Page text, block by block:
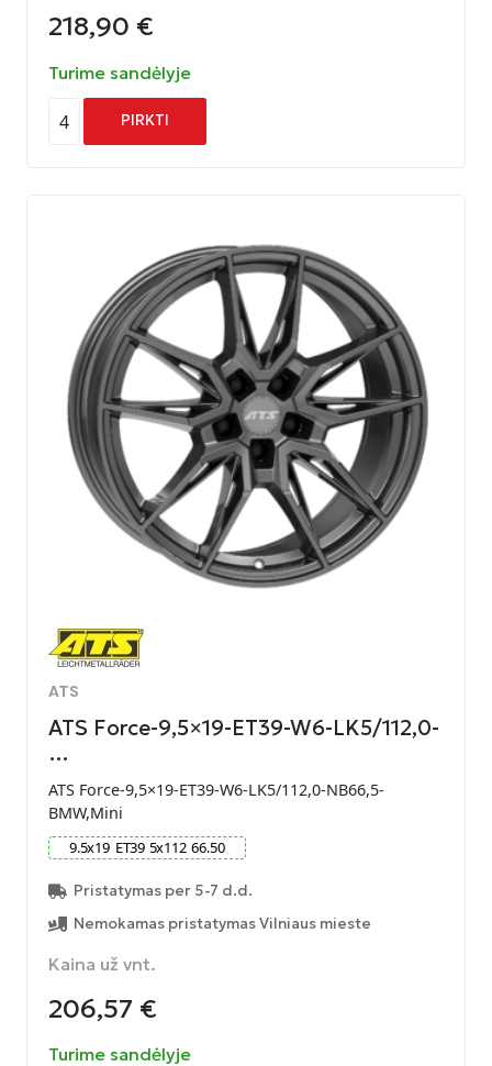
218,90 €
Turime sandėlyje
4 PIRKTI
ATS
ATS Force-9,5×19-ET39-W6-LK5/112,0-
…
ATS Force-9,5×19-ET39-W6-LK5/112,0-NB66,5-
BMW,Mini
9.5x19 ET39 5x112 66.50
Pristatymas per 5-7 d.d.
Nemokamas pristatymas Vilniaus mieste
Kaina už vnt.
206,57 €
Turime sandėlyje